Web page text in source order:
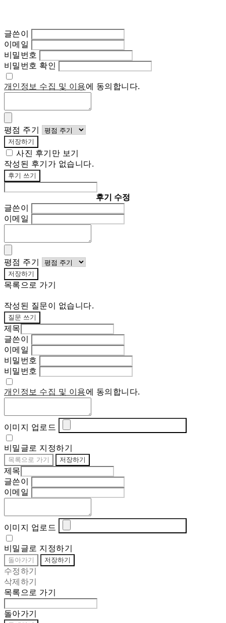
글쓴이
이메일
비밀번호
비밀번호 확인
개인정보 수집 및 이용에 동의합니다.
평점 주기
저장하기
사진 후기만 보기
작성된 후기가 없습니다.
후기 쓰기
후기 수정
글쓴이
이메일
평점 주기
저장하기
목록으로 가기
작성된 질문이 없습니다.
질문 쓰기
제목
글쓴이
이메일
비밀번호
비밀번호
개인정보 수집 및 이용에 동의합니다.
이미지 업로드
비밀글로 지정하기
목록으로 가기 저장하기
제목
글쓴이
이메일
이미지 업로드
비밀글로 지정하기
돌아가기 저장하기
수정하기
삭제하기
목록으로 가기
돌아가기